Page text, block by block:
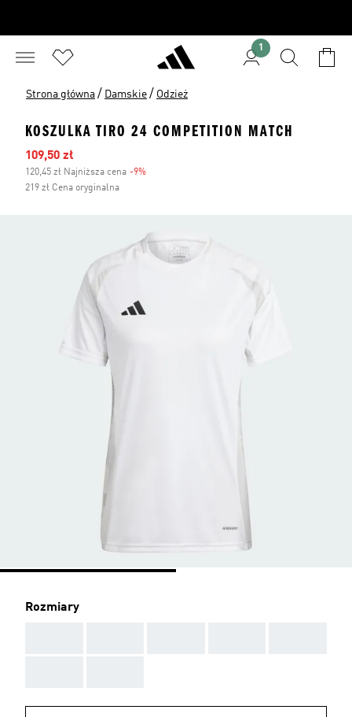
1
Strona główna / Damskie / Odzież
KOSZULKA TIRO 24 COMPETITION MATCH
Ceny na wyprzedaży
109,50 zł
120,45 zł Najniższa cena -9%
219 zł Cena oryginalna
Rozmiary